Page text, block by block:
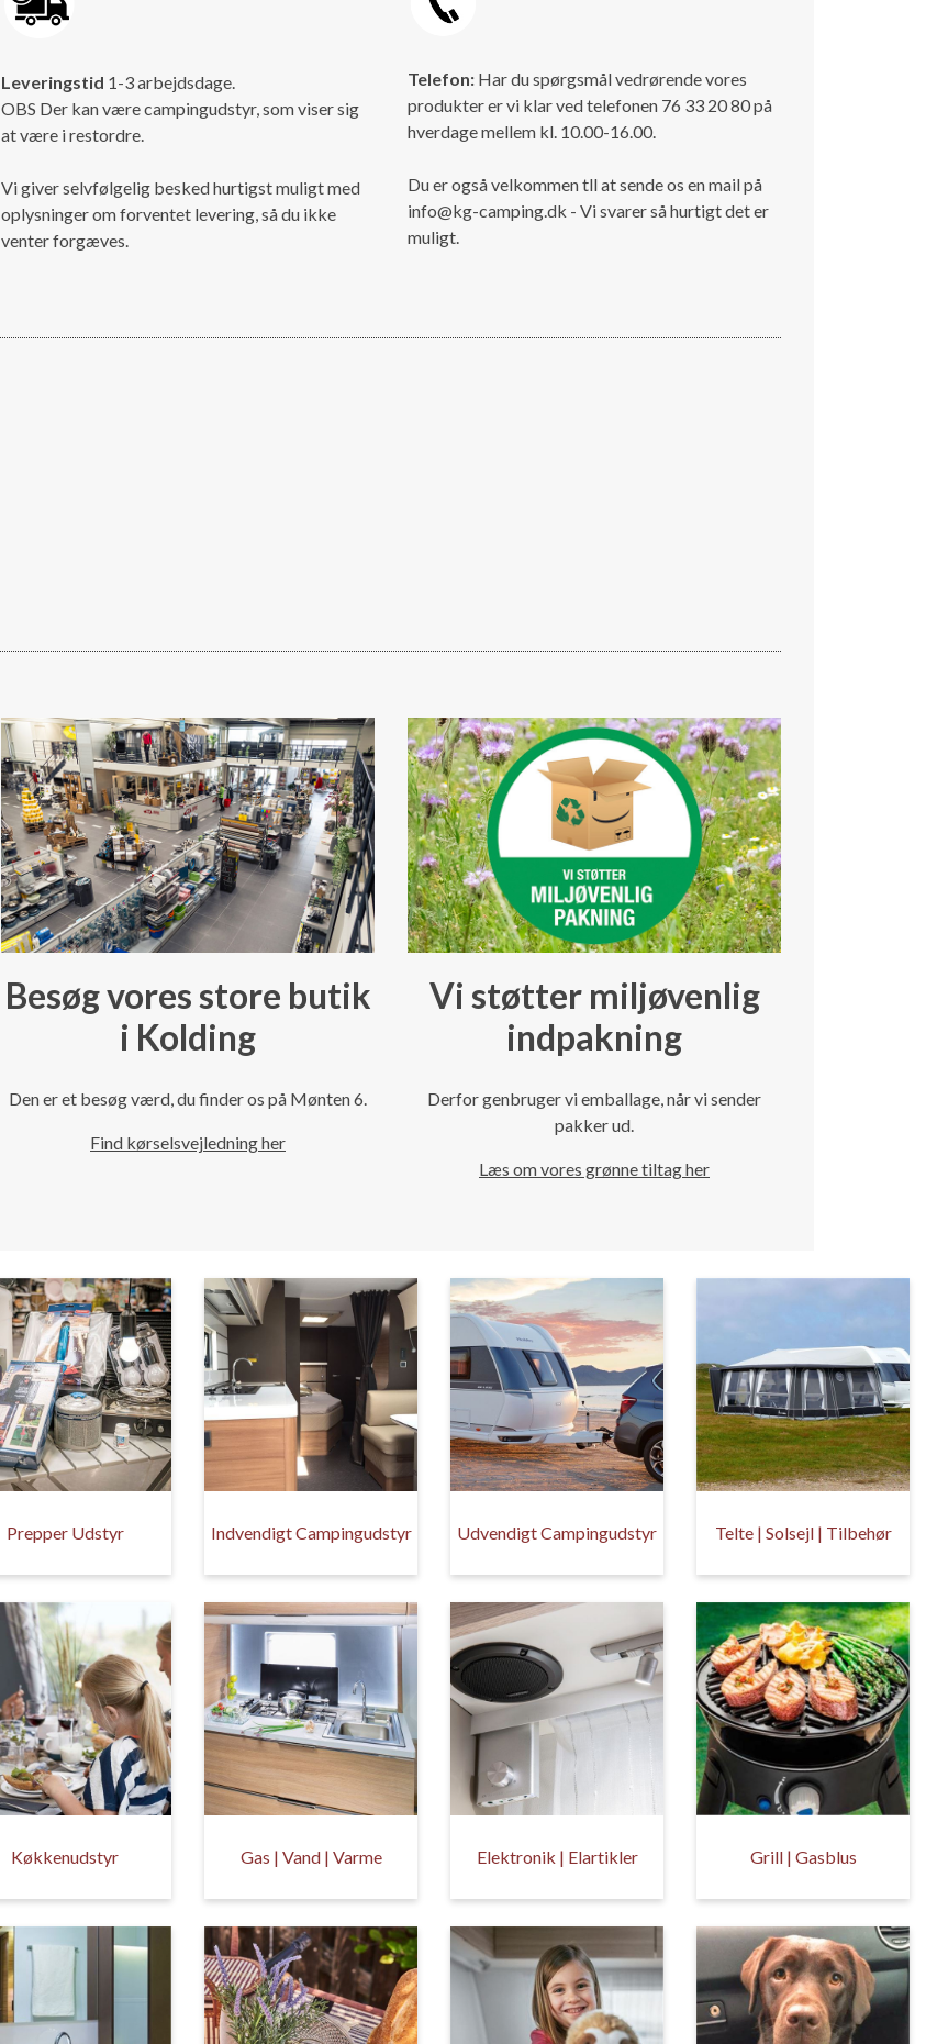
Leveringstid 1-3 arbejdsdage.
OBS Der kan være campingudstyr, som viser sig
at være i restordre.
Vi giver selvfølgelig besked hurtigst muligt med
oplysninger om forventet levering, så du ikke
venter forgæves.
Telefon: Har du spørgsmål vedrørende vores
produkter er vi klar ved telefonen 76 33 20 80 på
hverdage mellem kl. 10.00-16.00.
Du er også velkommen tll at sende os en mail på
info@kg-camping.dk - Vi svarer så hurtigt det er
muligt.
Besøg vores store butik
i Kolding
Den er et besøg værd, du finder os på Mønten 6.
Find kørselsvejledning her
Vi støtter miljøvenlig
indpakning
Derfor genbruger vi emballage, når vi sender
pakker ud.
Læs om vores grønne tiltag her
Prepper Udstyr Indvendigt Campingudstyr Udvendigt Campingudstyr Telte | Solsejl | Tilbehør
Køkkenudstyr Gas | Vand | Varme Elektronik | Elartikler Grill | Gasblus